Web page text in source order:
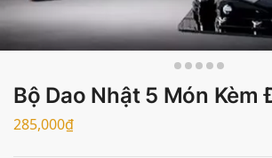
Bộ Dao Nhật 5 Món Kèm
285,000₫